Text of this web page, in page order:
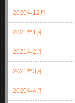
2020年12月
2021年1月
2021年2月
2021年3月
2020年4月